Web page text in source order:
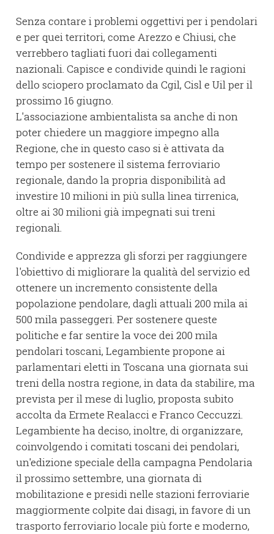
Senza contare i problemi oggettivi per i pendolari
e per quei territori, come Arezzo e Chiusi, che
verrebbero tagliati fuori dai collegamenti
nazionali. Capisce e condivide quindi le ragioni
dello sciopero proclamato da Cgil, Cisl e Uil per il
prossimo 16 giugno.
L'associazione ambientalista sa anche di non
poter chiedere un maggiore impegno alla
Regione, che in questo caso si è attivata da
tempo per sostenere il sistema ferroviario
regionale, dando la propria disponibilità ad
investire 10 milioni in più sulla linea tirrenica,
oltre ai 30 milioni già impegnati sui treni
regionali.
Condivide e apprezza gli sforzi per raggiungere
l'obiettivo di migliorare la qualità del servizio ed
ottenere un incremento consistente della
popolazione pendolare, dagli attuali 200 mila ai
500 mila passeggeri. Per sostenere queste
politiche e far sentire la voce dei 200 mila
pendolari toscani, Legambiente propone ai
parlamentari eletti in Toscana una giornata sui
treni della nostra regione, in data da stabilire, ma
prevista per il mese di luglio, proposta subito
accolta da Ermete Realacci e Franco Ceccuzzi.
Legambiente ha deciso, inoltre, di organizzare,
coinvolgendo i comitati toscani dei pendolari,
un'edizione speciale della campagna Pendolaria
il prossimo settembre, una giornata di
mobilitazione e presidi nelle stazioni ferroviarie
maggiormente colpite dai disagi, in favore di un
trasporto ferroviario locale più forte e moderno,